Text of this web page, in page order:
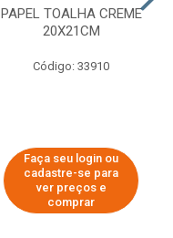
PAPEL TOALHA CREME
20X21CM
Código: 33910
Faça seu login ou
cadastre-se para
ver preços e
comprar